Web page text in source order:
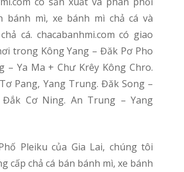
bánh mì, xe bánh mì chả cá và
cá. chacabanhmi.com có giao
trong Kông Yang – Đăk Pơ Pho
– Ya Ma + Chư Krêy Kông Chro.
Pang, Yang Trung. Đăk Song –
Cơ Ning. An Trung – Yang
cấp chả cá bán bánh mì, xe bánh